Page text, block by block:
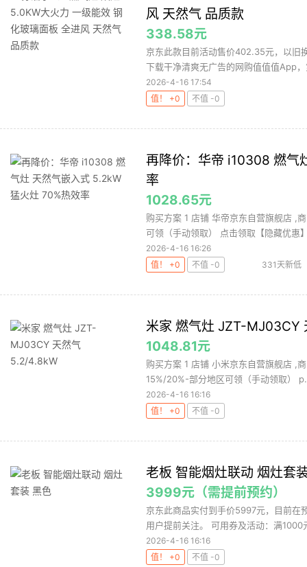
风 天然气 品质款
338.58元
京东此款目前活动售价402.35元，以旧
下载干净清爽无广告的网购值值值App
2026-4-16 17:54
值！ +0
不值 -0
再降价：华帝 i10308 燃气
率
1028.65元
购买方案 1 店铺 华帝京东自营旗舰店 ,
可领（手动领取） 点击领取【隐藏优惠
2026-4-16 16:26
值！ +0
不值 -0 331天新低
米家 燃气灶 JZT-MJ03CY
1048.81元
购买方案 1 店铺 小米京东自营旗舰店 ,
15%/20%-部分地区可领（手动领取）
2026-4-16 16:16
值！ +0
不值 -0
老板 智能烟灶联动 烟灶套
3999元（需提前预约）
京东此商品实付到手价5997元，目前
用户提前关注。 可用券及活动：满
2026-4-16 16:16
值！ +0
不值 -0